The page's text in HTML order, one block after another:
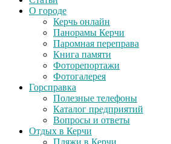
О городе
Керчь онлайн
Панорамы Керчи
Паромная переправа
Книга памяти
Фоторепортажи
Фотогалерея
Горсправка
Полезные телефоны
Каталог предприятий
Вопросы и ответы
Отдых в Керчи
Пляжи в Керчи